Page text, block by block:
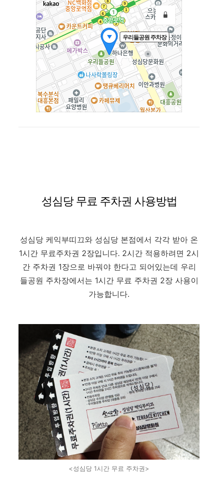
성심당 무료 주차권 사용방법
성심당 케익부띠끄와 성심당 본점에서 각각 받아 온
1시간 무료주차권 2장입니다. 2시간 적용하려면 2시
간 주차권 1장으로 바꿔야 한다고 되어있는데 우리
들공원 주차장에서는 1시간 무료 주차권 2장 사용이
가능합니다.
<성심당 1시간 무료 주차권>